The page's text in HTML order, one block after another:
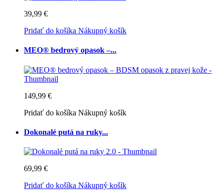
39,99 €
Pridať do košíka Nákupný košík
MEO® bedrový opasok –...
149,99 €
Pridať do košíka Nákupný košík
Dokonalé putá na ruky...
69,99 €
Pridať do košíka Nákupný košík